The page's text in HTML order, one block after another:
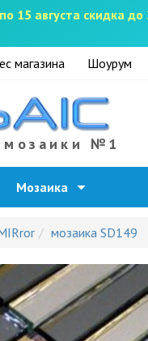
15 августа скидка
магазина Шоурум
мозаики №1
Мозаика
мозаика SD149